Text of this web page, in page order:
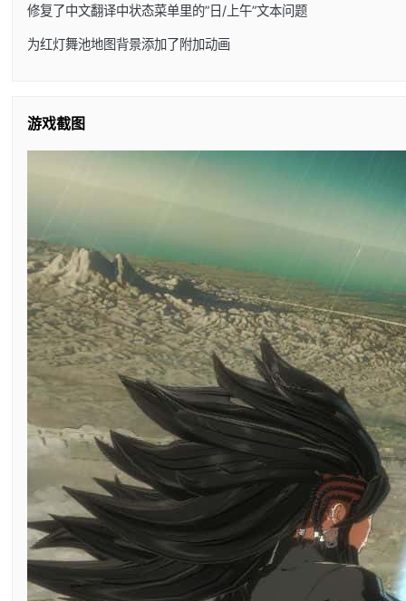
修复了中文翻译中状态菜单里的”日/上午”文本问题
为红灯舞池地图背景添加了附加动画
游戏截图